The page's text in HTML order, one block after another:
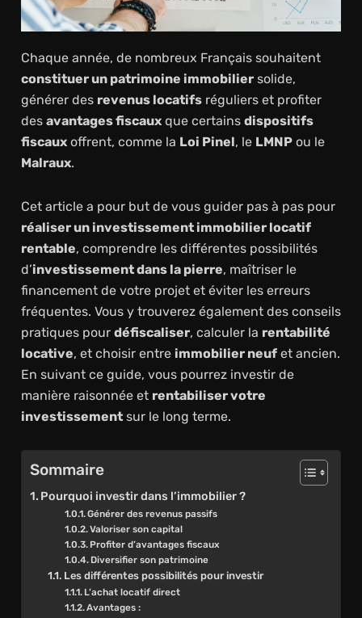
Chaque année, de nombreux Français souhaitent
constituer un patrimoine immobiliersolide,
générer des revenus locatifsréguliers et profiter
des avantages fiscauxque certains dispositifs
fiscauxoffrent, comme la Loi Pinel, le LMNPou le
Malraux.
Cet article a pour but de vous guider pas à pas pour
réaliser un investissement immobilier locatif
rentable, comprendre les différentes possibilités
d’investissement dans la pierre, maîtriser le
financement de votre projet et éviter les erreurs
fréquentes. Vous y trouverez également des conseils
pratiques pour défiscaliser, calculer la rentabilité
locative, et choisir entre immobilier neufet ancien.
En suivant ce guide, vous pourrez investir de
manière raisonnée et rentabiliser votre
investissementsur le long terme.
Sommaire
Pourquoi investir dans l’immobilier ?
Générer des revenus passifs
Valoriser son capital
Profiter d’avantages fiscaux
Diversifier son patrimoine
Les différentes possibilités pour investir
L’achat locatif direct
Avantages :